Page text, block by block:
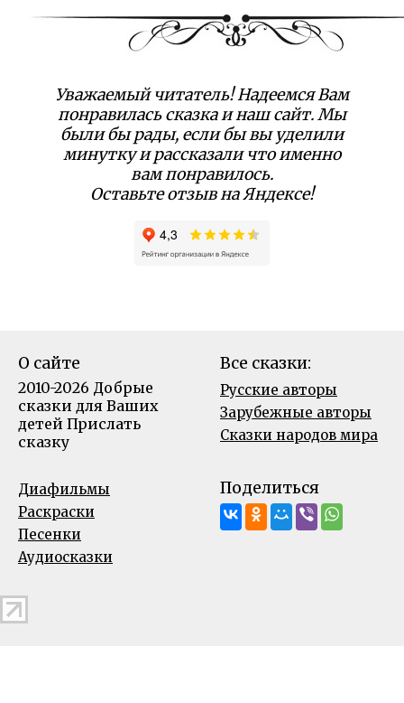
Уважаемый читатель! Надеемся Вам
понравилась сказка и наш сайт. Мы
были бы рады, если бы вы уделили
минутку и рассказали что именно
вам понравилось.
Оставьте отзыв на Яндексе!
О сайте
2010-2026 Добрые
сказки для Ваших
детей Прислать
сказку
Все сказки:
Русские авторы
Зарубежные авторы
Сказки народов мира
Диафильмы
Раскраски
Песенки
Аудиосказки
Поделиться